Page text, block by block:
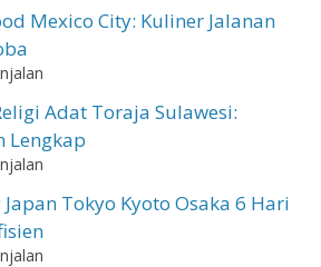
Mexico City: Kuliner Jalanan
Adat Toraja Sulawesi:
Lengkap
Tokyo Kyoto Osaka 6 Hari